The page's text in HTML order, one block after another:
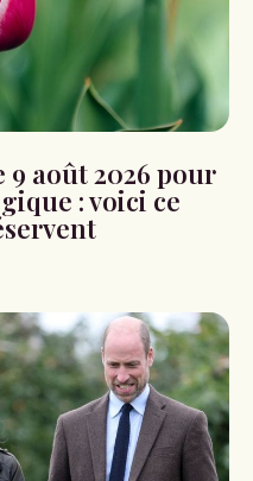
août 2026 pour
: voici ce